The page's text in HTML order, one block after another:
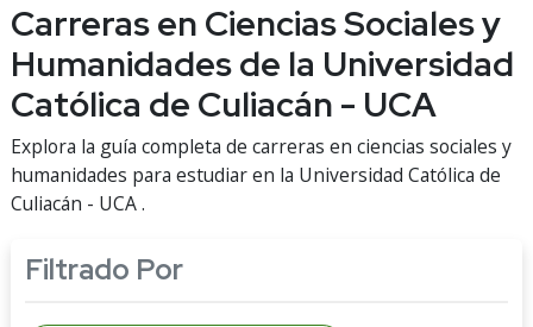
Carreras en Ciencias Sociales y
Humanidades de la Universidad
Católica de Culiacán - UCA
Explora la guía completa de carreras en ciencias sociales y
humanidades para estudiar en la Universidad Católica de
Culiacán - UCA .
Filtrado Por